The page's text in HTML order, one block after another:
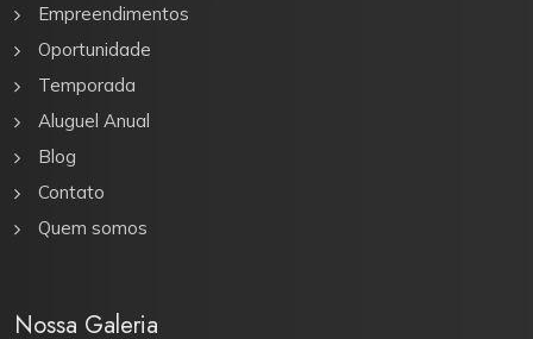
Empreendimentos
Oportunidade
Temporada
Aluguel Anual
Blog
Contato
Quem somos
Nossa Galeria